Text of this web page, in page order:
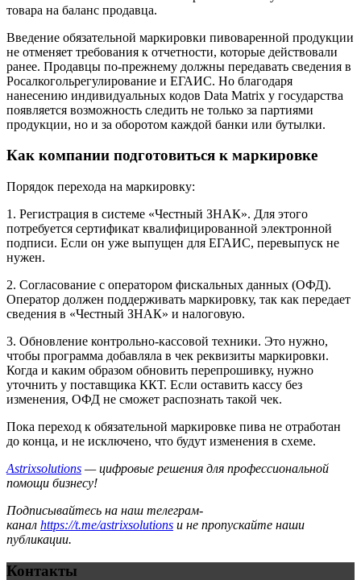
товара на баланс продавца.
Введение обязательной маркировки пивоваренной продукции
не отменяет требования к отчетности, которые действовали
ранее. Продавцы по-прежнему должны передавать сведения в
Росалкогольрегулирование и ЕГАИС. Но благодаря
нанесению индивидуальных кодов Data Matrix у государства
появляется возможность следить не только за партиями
продукции, но и за оборотом каждой банки или бутылки.
Как компании подготовиться к маркировке
Порядок перехода на маркировку:
1. Регистрация в системе «Честный ЗНАК». Для этого
потребуется сертификат квалифицированной электронной
подписи. Если он уже выпущен для ЕГАИС, перевыпуск не
нужен.
2. Согласование с оператором фискальных данных (ОФД).
Оператор должен поддерживать маркировку, так как передает
сведения в «Честный ЗНАК» и налоговую.
3. Обновление контрольно-кассовой техники. Это нужно,
чтобы программа добавляла в чек реквизиты маркировки.
Когда и каким образом обновить перепрошивку, нужно
уточнить у поставщика ККТ. Если оставить кассу без
изменения, ОФД не сможет распознать такой чек.
Пока переход к обязательной маркировке пива не отработан
до конца, и не исключено, что будут изменения в схеме.
Astrixsolutions — цифровые решения для профессиональной
помощи бизнесу!
Подписывайтесь на наш телеграм-
канал https://t.me/astrixsolutions и не пропускайте наши
публикации.
Контакты